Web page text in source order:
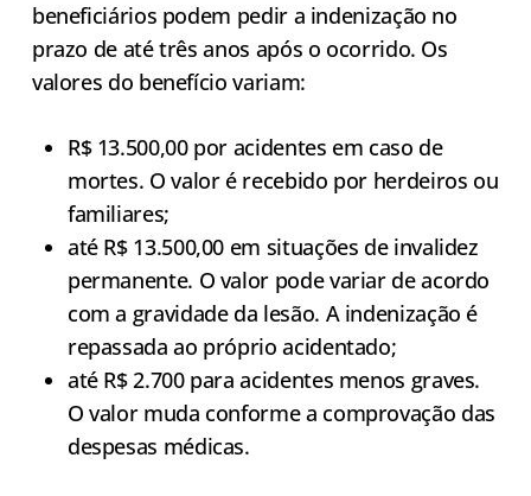
beneficiários podem pedir a indenização no
prazo de até três anos após o ocorrido. Os
valores do benefício variam:
R$ 13.500,00 por acidentes em caso de
mortes. O valor é recebido por herdeiros ou
familiares;
até R$ 13.500,00 em situações de invalidez
permanente. O valor pode variar de acordo
com a gravidade da lesão. A indenização é
repassada ao próprio acidentado;
até R$ 2.700 para acidentes menos graves.
O valor muda conforme a comprovação das
despesas médicas.